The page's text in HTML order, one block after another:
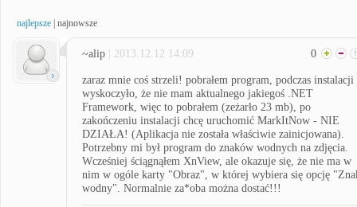
najlepsze | najnowsze
~alip | 2013.12.12 14:09 0
zaraz mnie coś strzeli! pobrałem program, podczas instalacji
wyskoczyło, że nie mam aktualnego jakiegoś .NET
Framework, więc to pobrałem (zeżarło 23 mb), po
zakończeniu instalacji chcę uruchomić MarkItNow - NIE
DZIAŁA! (Aplikacja nie została właściwie zainicjowana).
Potrzebny mi był program do znaków wodnych na zdjęcia.
Wcześniej ściągnąłem XnView, ale okazuje się, że nie ma w
nim w ogóle karty "Obraz", w której wybiera się opcję
wodny". Normalnie za*oba można dostać!!!